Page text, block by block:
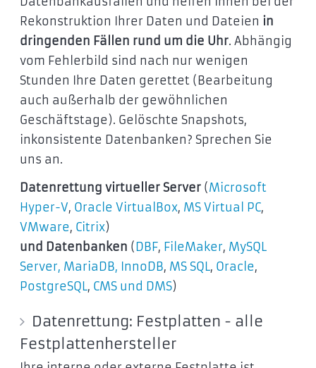
Rekonstruktion Ihrer Daten und Dateien in
dringenden Fällen rund um die Uhr. Abhängig
vom Fehlerbild sind nach nur wenigen
Stunden Ihre Daten gerettet (Bearbeitung
auch außerhalb der gewöhnlichen
Geschäftstage). Gelöschte Snapshots,
inkonsistente Datenbanken? Sprechen Sie
uns an.
Datenrettung virtueller Server (Microsoft
Hyper-V, Oracle VirtualBox, MS Virtual PC,
VMware, Citrix)
und Datenbanken (DBF, FileMaker, MySQL
Server, MariaDB, InnoDB, MS SQL, Oracle,
PostgreSQL, CMS und DMS)
Datenrettung: Festplatten - alle
Festplattenhersteller